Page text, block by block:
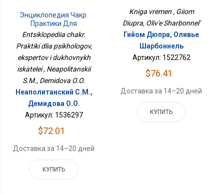
Энциклопедия Чакр.
Практики Для
Психологов, Экспертов И
Духовных Искателей
Entsiklopediia chakr.
Praktiki dlia psikhologov,
ekspertov i dukhovnykh
iskatelei , Neapolitanskii
S.M., Demidova O.O.
Неаполитанский С.М.,
Демидова О.О.
Артикул: 1536297
$72.01
Доставка за 14–20 дней
КУПИТЬ
Kniga vremen , Giiom
Diupra, Oliv'e Sharbonnel'
Гийом Дюпра, Оливье
Шарбоннель
Артикул: 1522762
$76.41
Доставка за 14–20 дней
КУПИТЬ